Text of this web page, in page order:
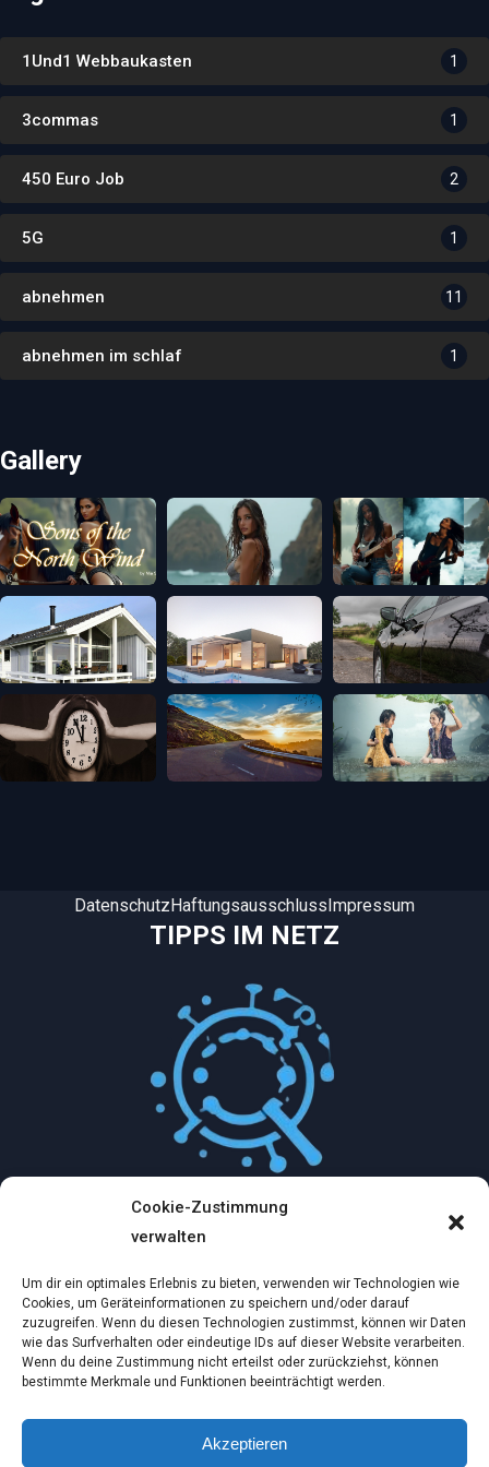
Cookie-Zustimmung
verwalten
Um dir ein optimales Erlebnis zu bieten, verwenden wir Technologien wie
Cookies, um Geräteinformationen zu speichern und/oder darauf
zuzugreifen. Wenn du diesen Technologien zustimmst, können wir Daten
wie das Surfverhalten oder eindeutige IDs auf dieser Website verarbeiten.
Wenn du deine Zustimmung nicht erteilst oder zurückziehst, können
bestimmte Merkmale und Funktionen beeinträchtigt werden.
Akzeptieren
1Und1 Webbaukasten 1
3commas 1
450 Euro Job 2
5G 1
abnehmen 11
abnehmen im schlaf 1
Gallery
TIPPS IM NETZ
DatenschutzHaftungsausschlussImpressum
Mythologische Abenteuer in der Welt der
Dez. 2, 2024
Ein virtueller Traum am wilden Strand